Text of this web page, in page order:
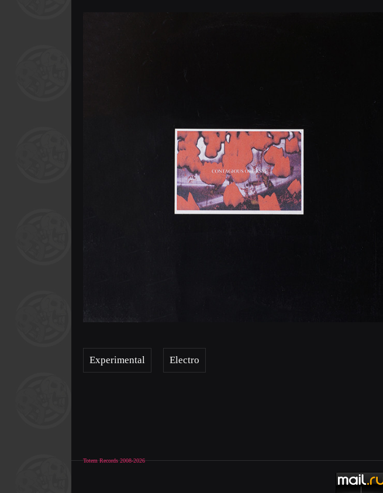
Experimental Electro
Totem Records 2008-2026